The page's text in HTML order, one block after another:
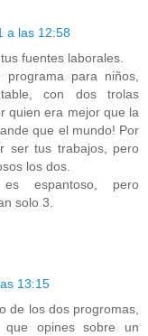
a las 12:58
fuentes laborales.
programa para niños,
con dos trolas
quien era mejor que la
que el mundo! Por
ser tus trabajos, pero
los dos.
espantoso, pero
solo 3.
13:15
de los dos progromas,
opines sobre un